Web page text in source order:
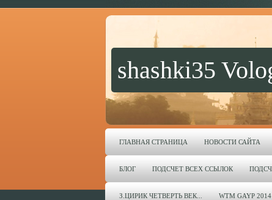
shashki35
ГЛАВНАЯ СТРАНИЦА НОВОСТИ САЙТА
БЛОГ ПОДСЧЕТ ВСЕХ ССЫЛОК
З.ЦИРИК ЧЕТВЕРТЬ ВЕК... WTM GAYP